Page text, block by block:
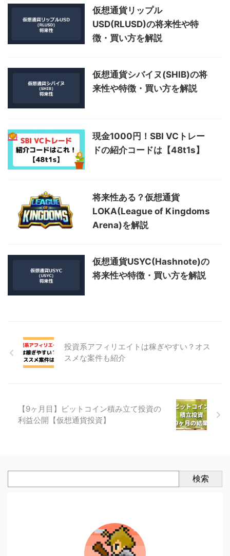
仮想通貨リップル
USD(RLUSD)の将来性や特
徴・買い方を解説
仮想通貨シバイヌ(SHIB)の将
来性や特徴・買い方を解説
現金1000円！SBI VCトレー
ドの紹介コードは【48t1s】
将来性ある？仮想通貨
LOKA(League of Kingdoms
Arena)を解説
仮想通貨USYC(Hashnote)の
将来性や特徴・買い方を解説
投資系アフィリエイトは稼ぎやすい？オス
スメな案件も紹介
【9ヶ月目】ビットコイン積み立て投資の
利益公開【仮想通貨投資】
検索